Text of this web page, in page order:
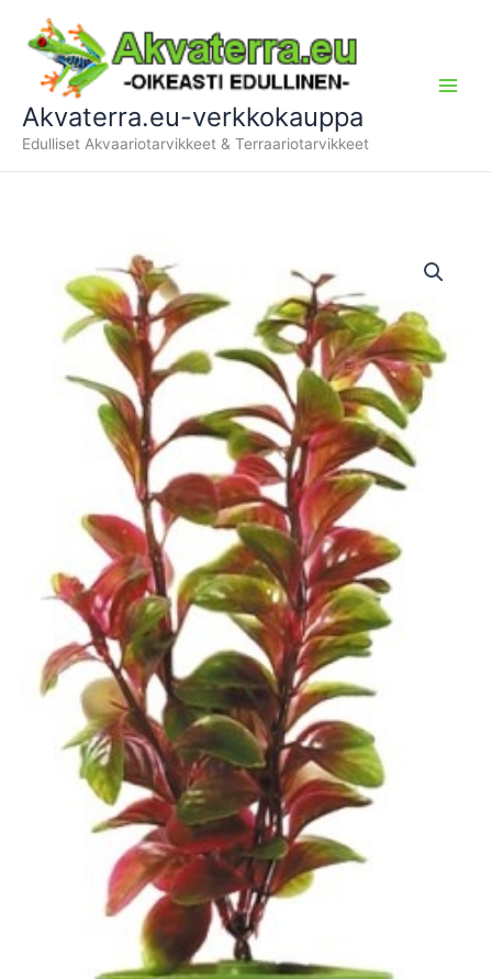
sisältöön
Akvaterra.eu-verkkokauppa
Edulliset Akvaariotarvikkeet & Terraariotarvikkeet